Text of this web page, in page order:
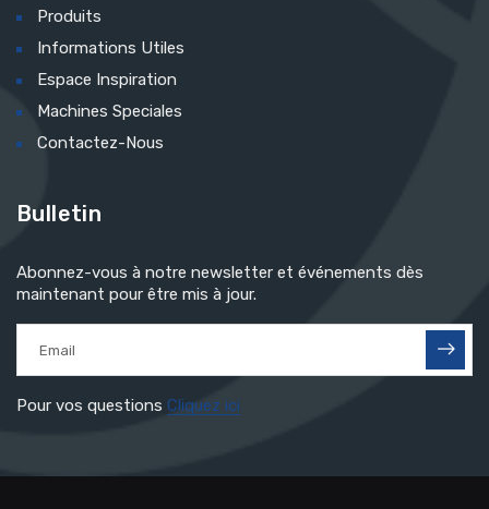
Produits
Informations Utiles
Espace Inspiration
Machines Speciales
Contactez-Nous
Bulletin
Abonnez-vous à notre newsletter et événements dès
maintenant pour être mis à jour.
Pour vos questions Cliquez ici